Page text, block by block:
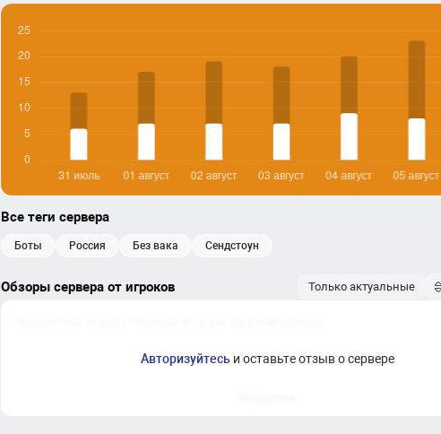
Все теги сервера
боты россия без вака сендстоун
Обзоры сервера от игроков Только актуальные
Авторизуйтесьи оставьте отзыв о сервере